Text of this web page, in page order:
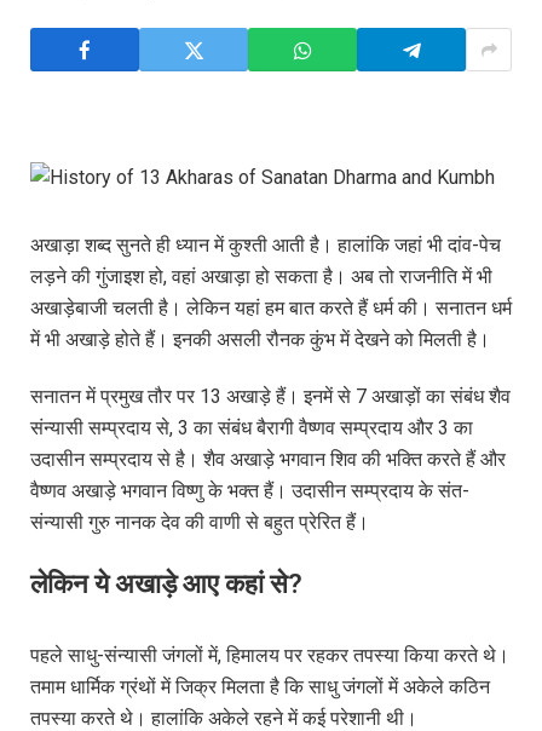
अखाड़ा शब्द सुनते ही ध्यान में कुश्ती आती है। हालांकि जहां भी दांव-पेच
लड़ने की गुंजाइश हो, वहां अखाड़ा हो सकता है। अब तो राजनीति में भी
अखाड़ेबाजी चलती है। लेकिन यहां हम बात करते हैं धर्म की। सनातन धर्म
में भी अखाड़े होते हैं। इनकी असली रौनक कुंभ में देखने को मिलती है।
सनातन में प्रमुख तौर पर 13 अखाड़े हैं। इनमें से 7 अखाड़ों का संबंध शैव
संन्यासी सम्प्रदाय से, 3 का संबंध बैरागी वैष्णव सम्प्रदाय और 3 का
उदासीन सम्प्रदाय से है। शैव अखाड़े भगवान शिव की भक्ति करते हैं और
वैष्णव अखाड़े भगवान विष्णु के भक्त हैं। उदासीन सम्प्रदाय के संत-
संन्यासी गुरु नानक देव की वाणी से बहुत प्रेरित हैं।
लेकिन ये अखाड़े आए कहां से?
पहले साधु-संन्यासी जंगलों में, हिमालय पर रहकर तपस्या किया करते थे।
तमाम धार्मिक ग्रंथों में जिक्र मिलता है कि साधु जंगलों में अकेले कठिन
तपस्या करते थे। हालांकि अकेले रहने में कई परेशानी थी।